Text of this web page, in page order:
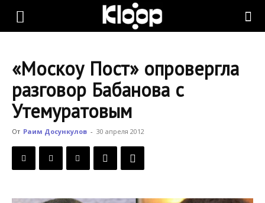
KLOOP.KG
Новости
Кыргызстана
«Москоу Пост» опровергла
разговор Бабанова с
Утемуратовым
От Раим Досункулов - 30 апреля 2012